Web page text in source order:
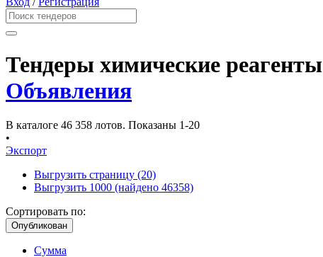
Тендеры химические реагенты
Объявления
В каталоге 46 358 лотов. Показаны 1-20
•
Экспорт
Выгрузить страницу (20)
Выгрузить 1000 (найдено 46358)
Сортировать по:
Опубликован
Сумма